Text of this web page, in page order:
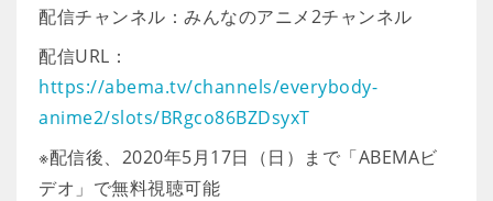
配信チャンネル：みんなのアニメ2チャンネル
配信URL：
https://abema.tv/channels/everybody-
anime2/slots/BRgco86BZDsyxT
※配信後、2020年5月17日（日）まで「ABEMAビ
デオ」で無料視聴可能